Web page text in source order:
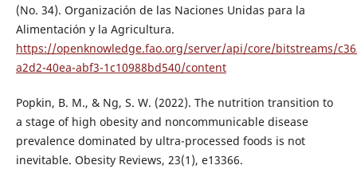
(No. 34). Organización de las Naciones Unidas para la
Alimentación y la Agricultura.
https://openknowledge.fao.org/server/api/core/bitstreams/
a2d2-40ea-abf3-1c10988bd540/content
Popkin, B. M., & Ng, S. W. (2022). The nutrition transition to
a stage of high obesity and noncommunicable disease
prevalence dominated by ultra-processed foods is not
inevitable. Obesity Reviews, 23(1), e13366.